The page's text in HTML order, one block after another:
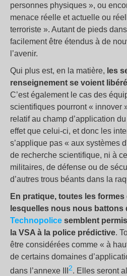
personnes physiques », ou
menace réelle et actuelle ou
terroriste ». Autant de pieds
facilement être étendus à de
l’avenir.
Qui plus est, en la matière, les
renseignement se voient
C’est également le cas des
scientifiques pourront « innover
relatif au champ d’application
effet que celui-ci, et donc les
s’applique pas « aux systèmes
de recherche scientifique, ni à
militaires, de défense ou de
d’autres trous béants dans la
En pratique, toutes les formes
lesquelles nous nous battons
Technopolice semblent
la VSA à la police prédictive.
être considérées comme « à
de certains domaines
dans l’annexe III 2. Elles seront